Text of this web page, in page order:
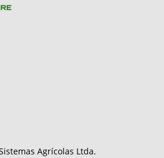
Agrícolas Ltda.